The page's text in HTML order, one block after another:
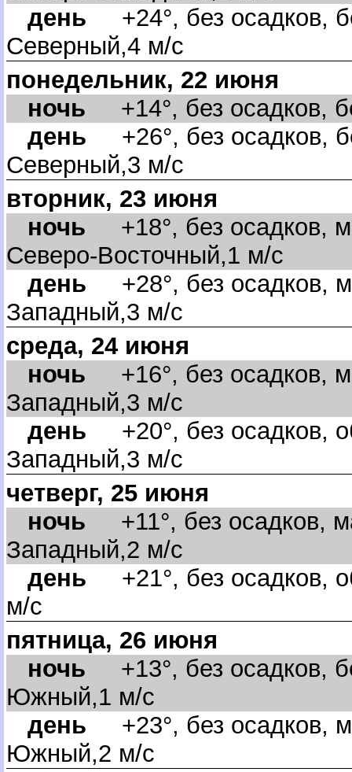
день +24°, без осадков,
Северный,4 м/с
понедельник, 22 июня
ночь +14°, без осадков,
день +26°, без осадков,
Северный,3 м/с
торник, 23 июня
ночь +18°, без осадков,
Северо-Восточный,1 м/с
день +28°, без осадков,
Западный,3 м/с
среда, 24 июня
ночь +16°, без осадков,
Западный,3 м/с
день +20°, без осадков,
Западный,3 м/с
четверг, 25 июня
ночь +11°, без осадков,
Западный,2 м/с
день +21°, без осадков,
м/с
пятница, 26 июня
ночь +13°, без осадков,
Южный,1 м/с
день +23°, без осадков,
Южный,2 м/с